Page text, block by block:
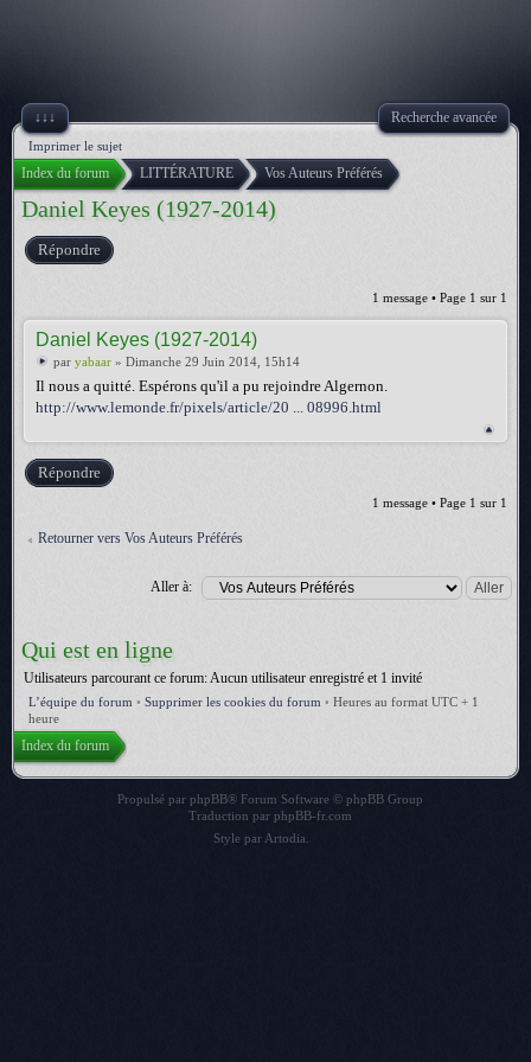
↓↓↓ Recherche avancée
Imprimer le sujet
Index du forum LITTÉRATURE Vos Auteurs Préférés
Daniel Keyes (1927-2014)
Répondre
1 message • Page 1 sur 1
Daniel Keyes (1927-2014)
par yabaar » Dimanche 29 Juin 2014, 15h14
Il nous a quitté. Espérons qu'il a pu rejoindre Algernon.
http://www.lemonde.fr/pixels/article/20 ... 08996.html
Répondre
1 message • Page 1 sur 1
Retourner vers Vos Auteurs Préférés
Aller à:
Qui est en ligne
Utilisateurs parcourant ce forum: Aucun utilisateur enregistré et 1 invité
L’équipe du forum • Supprimer les cookies du forum • Heures au format UTC + 1
heure
Index du forum
Propulsé par phpBB® Forum Software © phpBB Group
Traduction par phpBB-fr.com
Style par Artodia